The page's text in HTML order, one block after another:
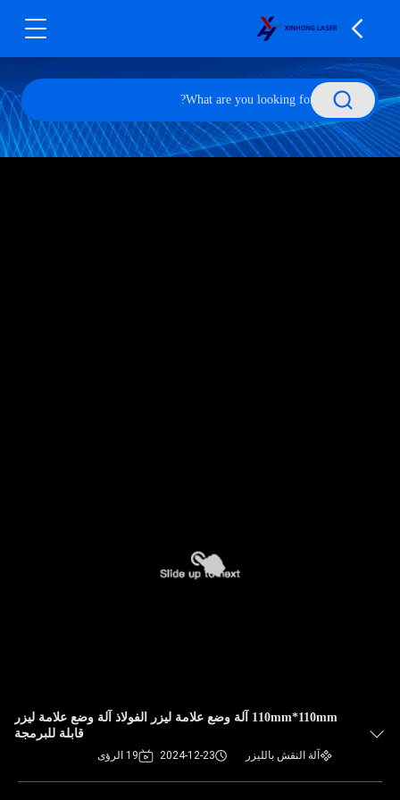
110mm*110mm آلة وضع علامة ليزر الفولاذ آلة وضع علامة ليزر
قابلة للبرمجة
آلة النقش بالليزر 2024-12-23 19 الرؤى